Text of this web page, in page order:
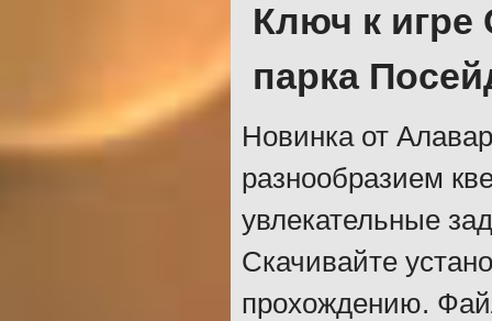
Ключ к игре
парка
Новинка от
разнообразием
увлекательные
Скачивайте
прохождению.